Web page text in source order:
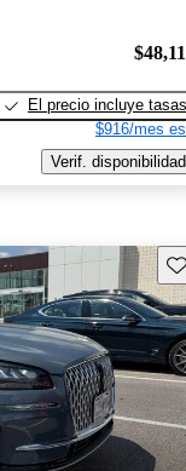
El precio incluye tasas
$916/mes
Verif. disponibilidad